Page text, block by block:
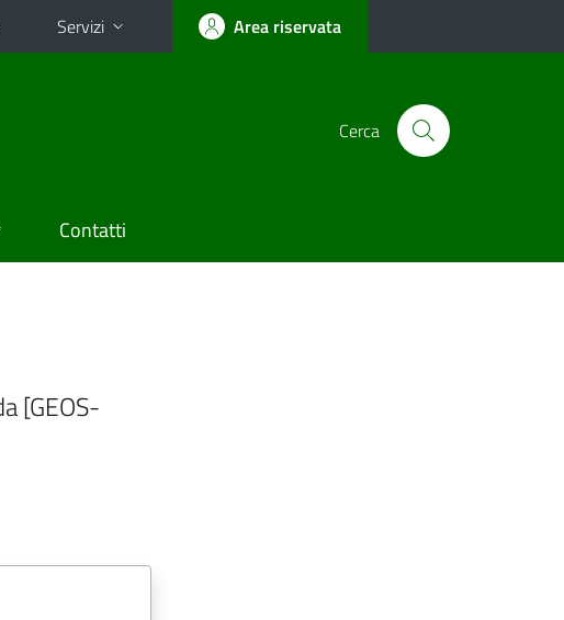
Servizi Area riservata
Cerca
Contatti
[GEOS-